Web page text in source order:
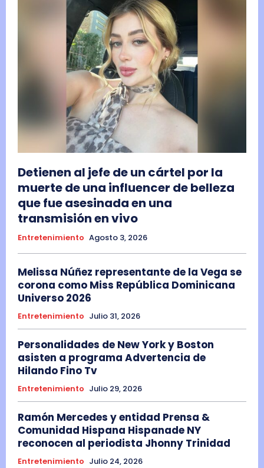
Detienen al jefe de un cártel por la
muerte de una influencer de belleza
que fue asesinada en una
transmisión en vivo
Entretenimiento Agosto 3, 2026
Melissa Núñez representante de la Vega se
corona como Miss República Dominicana
Universo 2026
Entretenimiento Julio 31, 2026
Personalidades de New York y Boston
asisten a programa Advertencia de
Hilando Fino Tv
Entretenimiento Julio 29, 2026
Ramón Mercedes y entidad Prensa &
Comunidad Hispana Hispanade NY
reconocen al periodista Jhonny Trinidad
Entretenimiento Julio 24, 2026